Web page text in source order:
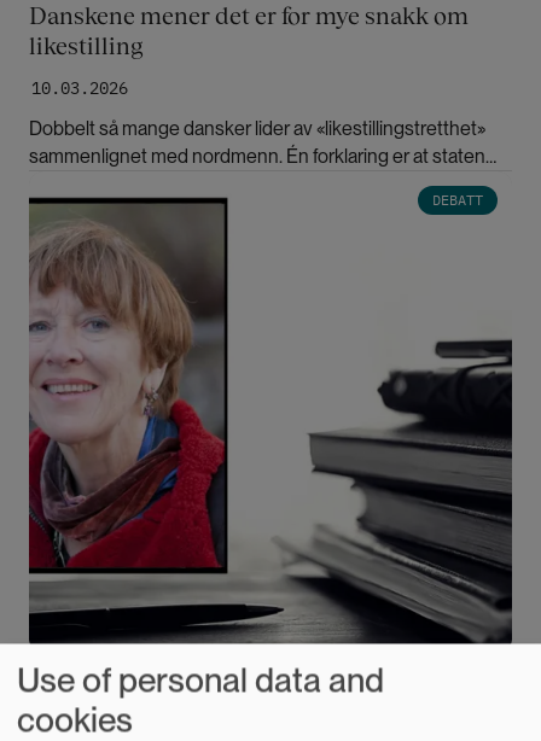
10.03.2026
Danskene mener det er for mye snakk om
likestilling
Dobbelt så mange dansker lider av «likestillingstretthet»
sammenlignet med nordmenn. Én forklaring er at staten
tradisjonelt har spilt en mer aktiv rolle i likestillingspolitikken
i Norge.
Derfor er 8. mars fortsatt nødvendig
DEBATT
Use of personal data and
cookies